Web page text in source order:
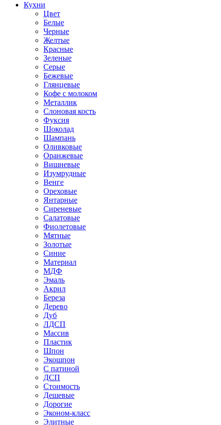
Кухни
Цвет
Белые
Черные
Желтые
Красные
Зеленые
Серые
Бежевые
Глянцевые
Кофе с молоком
Металлик
Слоновая кость
Фуксия
Шоколад
Шампань
Оливковые
Оранжевые
Вишневые
Изумрудные
Венге
Ореховые
Янтарные
Сиреневые
Салатовые
Фиолетовые
Мятные
Золотые
Синие
Материал
МДФ
Эмаль
Акрил
Береза
Дерево
Дуб
ЛДСП
Массив
Пластик
Шпон
Экошпон
С патиной
ДСП
Стоимость
Дешевые
Дорогие
Эконом-класс
Элитные